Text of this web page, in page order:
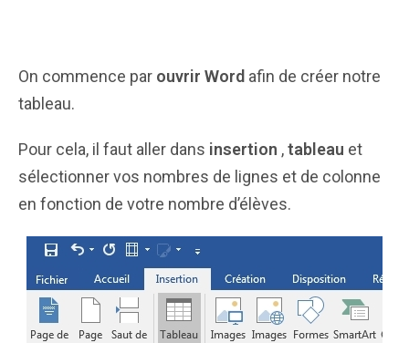
On commence par ouvrir Word afin de créer notre
tableau.
Pour cela, il faut aller dans insertion ,tableau et
sélectionner vos nombres de lignes et de colonne
en fonction de votre nombre d’élèves.